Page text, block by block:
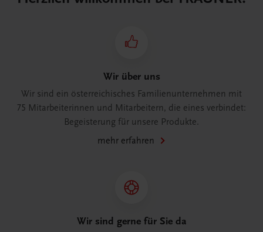
Wir über uns
Wir sind ein österreichisches Familienunternehmen mit
75 Mitarbeiterinnen und Mitarbeitern, die eines verbindet:
Begeisterung für unsere Produkte.
mehr erfahren
Wir sind gerne für Sie da